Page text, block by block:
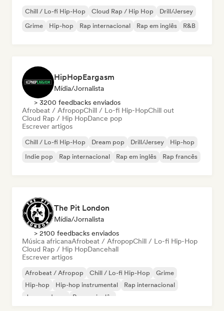
Chill / Lo-fi Hip-Hop Cloud Rap / Hip Hop
Drill/Jersey
Grime
Hip-hop Rap internacional Rap em inglês R&B
HipHopEargasm
Mídia/Jornalista
> 3200 feedbacks enviados
Afrobeat / AfropopChill / Lo-fi Hip-HopChill out
Cloud Rap / Hip HopDance pop
Escrever artigos
Chill / Lo-fi Hip-Hop Dream pop Drill/Jersey
Hip-hop
Indie pop
Rap internacional Rap em inglês Rap francês
The Pit London
Mídia/Jornalista
> 2100 feedbacks enviados
Música africanaAfrobeat / AfropopChill / Lo-fi Hip-Hop
Cloud Rap / Hip HopDancehall
Escrever artigos
Afrobeat / Afropop Chill / Lo-fi Hip-Hop
Grime
Hip-hop
Hip-hop instrumental
Rap internacional
Jazz moderno
Rap em inglês